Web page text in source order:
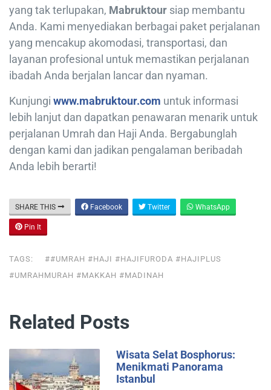
yang tak terlupakan, Mabruktour siap membantu
Anda. Kami menyediakan berbagai paket perjalanan
yang mencakup akomodasi, transportasi, dan
layanan profesional untuk memastikan perjalanan
ibadah Anda berjalan lancar dan nyaman.
Kunjungi www.mabruktour.com untuk informasi
lebih lanjut dan dapatkan penawaran menarik untuk
perjalanan Umrah dan Haji Anda. Bergabunglah
dengan kami dan jadikan pengalaman beribadah
Anda lebih berarti!
SHARE THIS Facebook Twitter WhatsApp
Pin It
TAGS:
##UMRAH #HAJI #HAJIFURODA #HAJIPLUS
#UMRAHMURAH #MAKKAH #MADINAH
Related Posts
Wisata Selat Bosphorus:
Menikmati Panorama
Istanbul